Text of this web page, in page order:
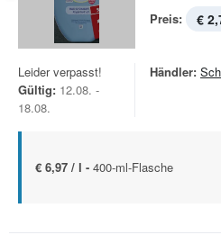
Preis: €
Leider verpasst!
Gültig: 12.08. -
18.08.
Händler:
€ 6,97 / l - 400-ml-Flasche